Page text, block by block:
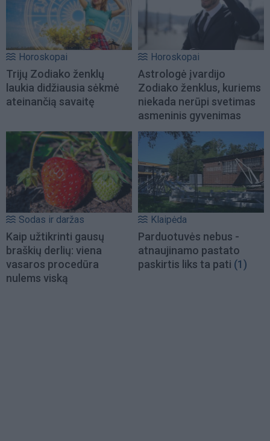
Horoskopai
Trijų Zodiako ženklų
laukia didžiausia sėkmė
ateinančią savaitę
Horoskopai
Astrologė įvardijo
Zodiako ženklus, kuriems
niekada nerūpi svetimas
asmeninis gyvenimas
Sodas ir daržas
Kaip užtikrinti gausų
braškių derlių: viena
vasaros procedūra
nulems viską
Klaipėda
Parduotuvės nebus -
atnaujinamo pastato
paskirtis liks ta pati (1)